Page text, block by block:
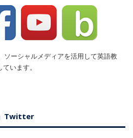
ソーシャルメディアを活用して英語教
います。
」Twitter